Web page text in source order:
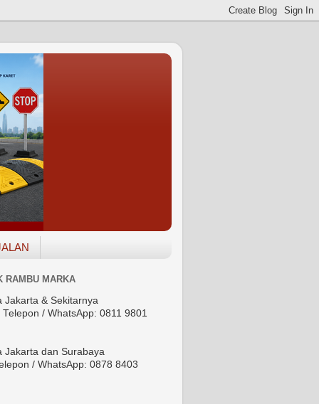
RAMBU MARKA
Jakarta & Sekitarnya
Telepon / WhatsApp: 0811 9801
Jakarta dan Surabaya
/ WhatsApp: 0878 8403